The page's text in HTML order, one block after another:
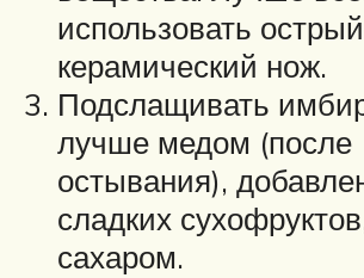
использовать острый
керамический нож.
Подслащивать
лучше медом (после
остывания),
сладких
сахаром.